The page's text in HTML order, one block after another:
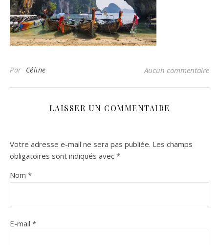
Par Céline Aucun commentaire
LAISSER UN COMMENTAIRE
Votre adresse e-mail ne sera pas publiée. Les champs
obligatoires sont indiqués avec *
Nom *
E-mail *